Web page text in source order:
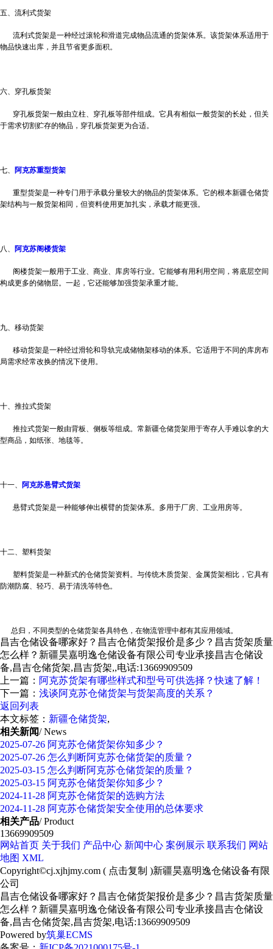
五、流利式货架
流利式货架是一种经过滚轮和滑道完成物品流通的货架体系。该货架体系适用于
物品快速出库，并且节省更多面积。
六、穿孔板货架
穿孔板货架一般由立柱、穿孔板等部件组成。它具有相似一般货架的长处，但关
于需求切割贮存的物品，穿孔板货架更为合适。
七、 阿克苏重型货架
重型货架是一种专门用于承载分量较大的物品的货架体系。它的根本新疆仓储货
架结构与一般货架相同，但资料使用更加扎实，承载才能更强。
八、 阿克苏阁楼货架
阁楼货架一般用于工业、商业、库房等行业。它能够有用利用空间，将底层空间
构成更多的储物层。一起，它还能够加强货架承重才能。
九、移动货架
移动货架是一种经过滑轮和导轨完成储物架移动的体系。它适用于不同的库房布
局需求经常改换的情况下使用。
十、推拉式货架
推拉式货架一般由背板、侧板等组成。常新疆仓储货架用于寄存人手难以拿的大
型商品，如纸张、地毯等。
十一、 阿克苏悬臂式货架
悬臂式货架是一种能够伸出横臂的货架体系。多用于厂房、工业用房等。
十二、塑料货架
塑料货架是一种新式的仓储货架资料。与传统木质货架、金属货架相比，它具有
防潮防腐、轻巧、易于清洗等特色。
总归，不同类型的仓储货架各具特色，在物流管理中都有其应用领域。
昌吉仓储设备哪家好？昌吉仓储货架报价是多少？昌吉货架质量
怎么样？新疆昊嘉明逸仓储设备有限公司专业承接昌吉仓储设
备,昌吉仓储货架,昌吉货架,,电话:13669909509
上一篇： 阿克苏货架有哪些样式和型号可供选择？快速了解！
下一篇： 浅谈阿克苏仓储货架与货架高度的关系？
返回列表
本文标签： 新疆仓储货架,
相关新闻/ News
2025-07-26 阿克苏仓储货架你知多少？
2025-07-26 怎么判断阿克苏仓储货架的质量？
2025-03-15 怎么判断阿克苏仓储货架的质量？
2025-03-15 阿克苏仓储货架你知多少？
2024-11-28 阿克苏仓储货架的选购方法
2024-11-28 阿克苏仓储货架安全使用的总体要求
相关产品/ Product
13669909509
网站首页 关于我们 产品中心 新闻中心 案例展示 联系我们 网站
地图 XML
Copyright©cj.xjhjmy.com ( 点击复制 )新疆昊嘉明逸仓储设备有限
公司
昌吉仓储设备哪家好？昌吉仓储货架报价是多少？昌吉货架质量
怎么样？新疆昊嘉明逸仓储设备有限公司专业承接昌吉仓储设
备,昌吉仓储货架,昌吉货架,电话:13669909509
Powered by筑巢ECMS